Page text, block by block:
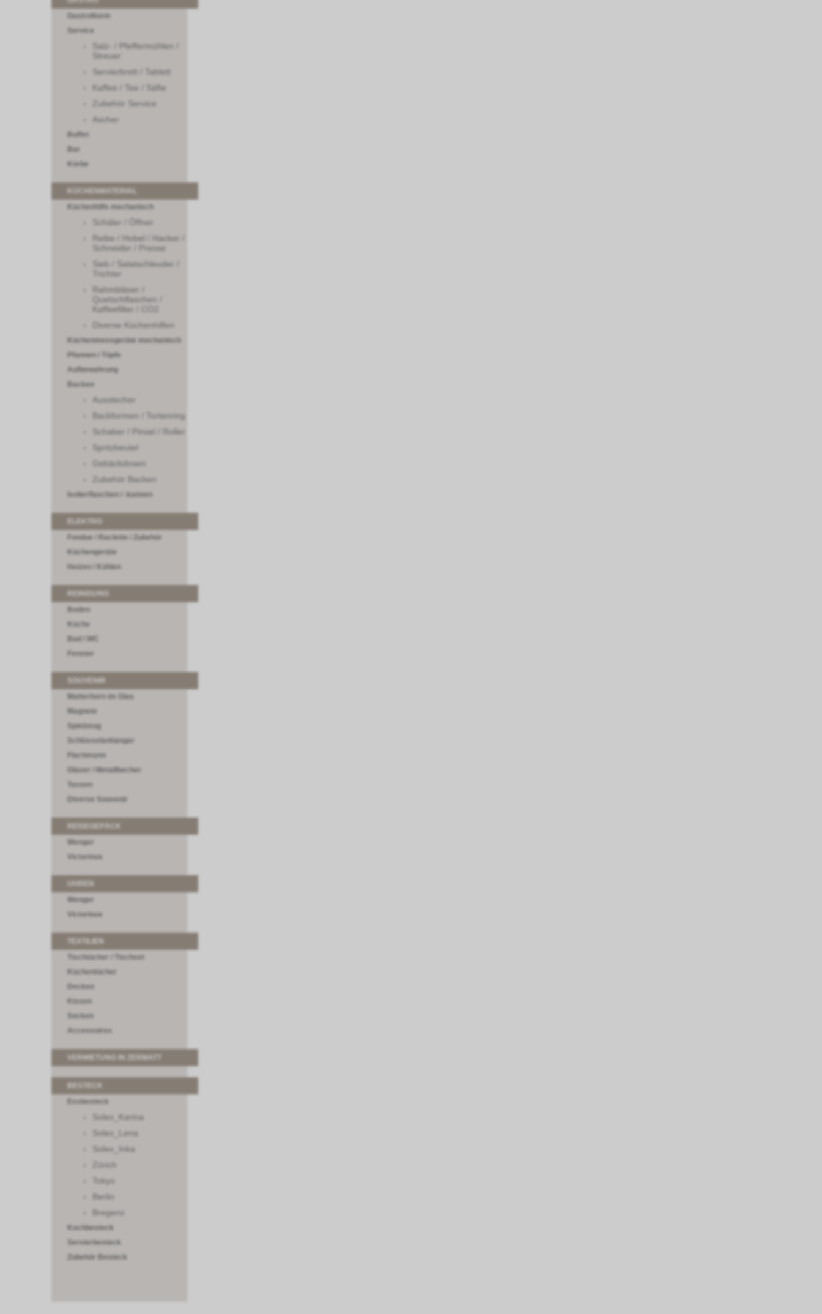
GastroNorm
Service
Salz- / Pfeffermühlen /
Streuer
Servierbrett / Tablett
Kaffee / Tee / Säfte
Zubehör Service
Ascher
Buffet
Bar
Körbe
KÜCHENMATERIAL
Küchenhilfe mechanisch
Schäler / Öffner
Reibe / Hobel / Hacker /
Schneider / Presse
Sieb / Salatschleuder /
Trichter
Rahmbläser /
Quetschflaschen /
Kaffeefilter / CO2
Diverse Küchenhilfen
Küchenmessgeräte mechanisch
Pfannen / Töpfe
Aufbewahrung
Backen
Ausstecher
Backformen / Tortenring
Schaber / Pinsel / Roller
Spritzbeutel
Gebäckdosen
Zubehör Backen
Isolierflaschen / -kannen
Fondue / Raclette / Zubehör
Küchengeräte
Heizen / Kühlen
REINIGUNG
Boden
Küche
Bad / WC
Fenster
Matterhorn im Glas
Magnete
Spielzeug
Schlüsselanhänger
Flachmann
Gläser / Metallbecher
Tassen
Diverse Souvenir
REISEGEPÄCK
Wenger
Victorinox
Wenger
Victorinox
Tischtücher / Tischset
Küchentücher
Decken
Kissen
Socken
Accessoires
VERMIETUNG IN ZERMATT
Essbesteck
Solex_Karina
Solex_Lena
Solex_Inka
Zürich
Tokyo
Berlin
Bregenz
Kochbesteck
Servierbesteck
Zubehör Besteck